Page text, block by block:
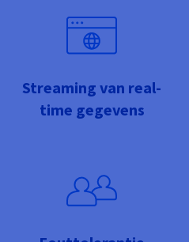
Beschikbaarheid per regio
Documentatie
Monitoring
Roadmap & Changelog
Roadmap & Changelog
Roadmap & Changelog
Streaming van real-
time gegevens